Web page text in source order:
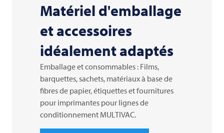
Matériel d'emballage
et accessoires
idéalement adaptés
Emballage et consommables : Films,
barquettes, sachets, matériaux à base de
fibres de papier, étiquettes et fournitures
pour imprimantes pour lignes de
conditionnement MULTIVAC.